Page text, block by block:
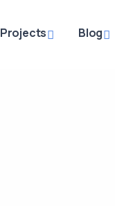
Projects Blog